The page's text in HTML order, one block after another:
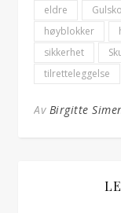
eldre
høyblokker
sikkerhet
tilretteleggelse
Av Birgitte